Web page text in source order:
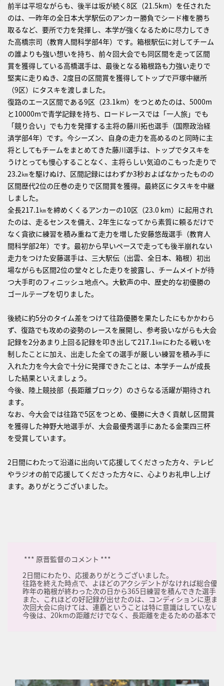
前半は平坦ながらも、後半は坂が続く8区（21.5km）を任された
のは、一昨年の全日本大学駅伝のアンカー勝負でシード権を勝ち
取るなど、要所で力を発揮し、本学が強くなるために尽力してき
た高橋宗司（教育人間科学部4年）です。箱根駅伝に対してチーム
の誰よりも強い想いを持ち、前々回大会でも同区間を走って区間
賞を獲得している高橋選手は、最後となる箱根路も力強い走りで
堅実に走りぬき、2度目の区間賞を獲得してトップで戸塚中継所
（9区）にタスキを渡しました。
復路のエース区間である9区（23.1km）をつとめたのは、5000m
と10000mで青学記録を持ち、ロードレースでは「一人旅」でも
「競り合い」でも力を発揮する主将の藤川拓也選手（国際政治経
済学部4年）です。今シーズン、自身の走力を高めるのと同時に主
将としてもチームをまとめてきた藤川選手は、トップでタスキを
うけとっても慢心することなく、主将らしい気迫のこもった走りで
23.2㎞を駆けぬけ、区間記録にはわずか3秒およばなかったものの
区間歴代2位の圧巻の走りで区間賞を獲得。最終区にタスキを中継
しました。
全長217.1㎞を締めくくるアンカーの10区（23.0 km）に起用され
たのは、走るセンスを備え、2年生になってから素質に頼るだけで
なく貪欲に練習を積み重ねて走力を増した安藤悠哉選手（教育人
間科学部2年）です。最初から早いペースで走っても後半崩れない
走力をつけた安藤選手は、三大駅伝（出雲、全日本、箱根）初出
場ながらも区間2位の堂々とした走りを披露し、チームメイトが待
つ大手町のフィニッシュ地点へ。大歓声の中、歴史的な初優勝の
ゴールテープを切りました。
後続に約5分のタイム差をつけて往路優勝を果たしたにもかかわら
ず、復路でも攻めの姿勢のレースを展開し、参考扱いながらも大会
記録を2分あまり上回る記録を叩き出して217.1㎞にわたる戦いを
制したことに加え、出走した全ての選手が厳しい練習を積み手に
入れた力を今大会で十分に発揮できたことは、本学チームが成長
した結果といえましょう。
今後、陸上競技部（長距離ブロック）のさらなる活躍が期待され
ます。
なお、今大会では往路で5区をつとめ、優勝に大きく貢献し区間賞
を獲得した神野大地選手が、大会最優秀選手にあたる金栗四三杯
を受賞しています。
2日間にわたって沿道に出向いて応援してくださった方々、テレビ
やラジオの前で応援してくださった方々に、心よりお礼申し上げ
ます。ありがとうございました。
*** 原晋監督のコメント ***
2日間にわたり、応援ありがとうございました。
往路を終えた時点で、よほどのアクシデントがなければ総合
昨年の箱根が終わった次の日から365日練習を積んできた選手
また、これほどの好記録が出せたのは、コンディションに恵ま
次回大会に向けては、連覇ということは特に意識はしていない
今後は、20kmの距離だけでなく、長距離を走るための基本で